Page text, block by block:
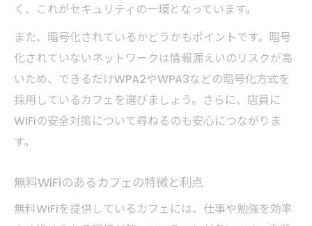
無料WiFiカフェ選びで重視すべき条件
フリーWiFi対応カフェの安心な利用法
Wi-Fiが使えるカフェのセキュリティ比較
カフェの無料WiFiで快適な作業環境を作る
く、これがセキュリティの一環となっています。
また、暗号化されているかどうかもポイントです。暗号
化されていないネットワークは情報漏えいのリスクが高
いため、できるだけWPA2やWPA3などの暗号化方式を
採用しているカフェを選びましょう。さらに、店員に
WiFiの安全対策について尋ねるのも安心につながりま
す。
無料WiFiのあるカフェの特徴と利点
無料WiFiを提供しているカフェには、仕事や勉強を効率